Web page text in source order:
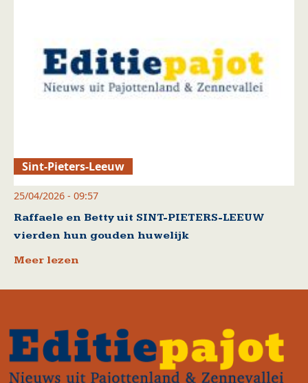
Sint-Pieters-Leeuw
25/04/2026 - 09:57
Raffaele en Betty uit SINT-PIETERS-LEEUW
vierden hun gouden huwelijk
Meer lezen